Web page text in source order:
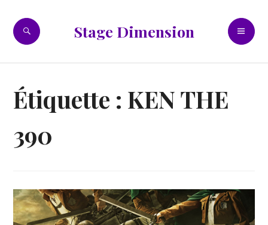
contenu
Stage Dimension
RECHERCHE
Étiquette : KEN THE
390